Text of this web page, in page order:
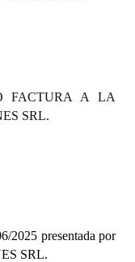
FACTURA A LA
SRL.
2025 presentada por
SRL.